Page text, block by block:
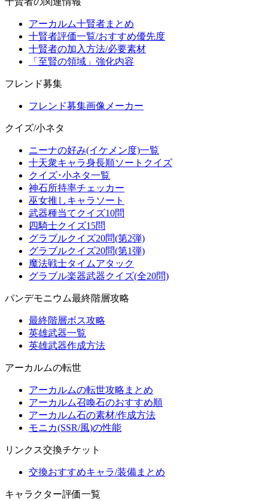
アーカルム十賢者まとめ
十賢者評価一覧/おすすめ優先度
十賢者の加入方法/必要素材
「至賢の領域」強化内容
フレンド募集
フレンド募集画像メーカー
クイズ/小ネタ
ニーナの好み(イケメン度)一覧
十天衆キャラ身長順ソートクイズ
クイズ･小ネタ一覧
神石所持率チェッカー
巫女推しキャラソート
武器種当てクイズ10問
四騎士クイズ15問
グラブルクイズ20問(第2弾)
グラブルクイズ20問(第1弾)
魔法戦士タイムアタック
グラブル楽器武器クイズ(全20問)
パンデモニウム最終階層攻略
最終階層ボス攻略
英雄武器一覧
英雄武器作成方法
アーカルムの転世
アーカルムの転世攻略まとめ
アーカルム召喚石のおすすめ順
アーカルム石の素材/作成方法
モニカ(SSR/風)の性能
リンクス交換チケット
交換おすすめキャラ/装備まとめ
キャラクター評価一覧